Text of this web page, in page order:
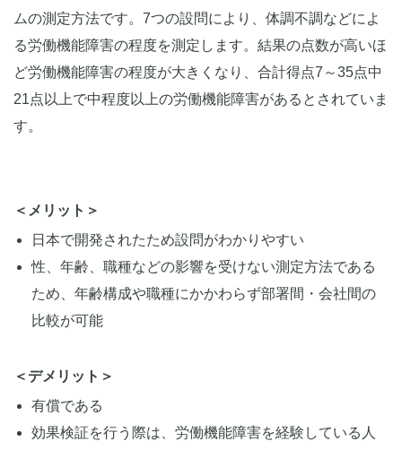
ムの測定方法です。7つの設問により、体調不調などによ
る労働機能障害の程度を測定します。結果の点数が高いほ
ど労働機能障害の程度が大きくなり、合計得点7～35点中
21点以上で中程度以上の労働機能障害があるとされていま
す。
＜メリット＞
日本で開発されたため設問がわかりやすい
性、年齢、職種などの影響を受けない測定方法である
ため、年齢構成や職種にかかわらず部署間・会社間の
比較が可能
＜デメリット＞
有償である
効果検証を行う際は、労働機能障害を経験している人